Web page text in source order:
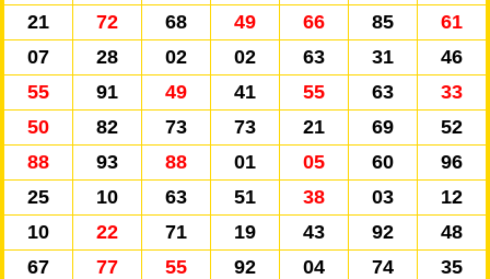
21
72 68 49 66 85
61
07
28 02 02 63 31
46
55
91 49 41 55 63
33
50
82 73 73 21 69
52
88
93 88 01 05 60
96
25
10 63 51 38 03
12
10
22 71 19 43 92
48
67
77 55 92 04 74
35